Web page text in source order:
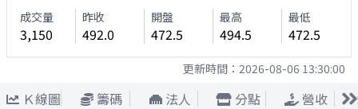
成交量
3,150
昨收
492.0
開盤
472.5
最高
494.5
最低
472.5
更新時間： 2026-08-06 13:30:00
Ｋ線圖 籌碼 法人 分點 營收